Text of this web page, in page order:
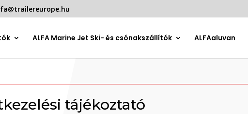
ALFA Marine Jet Ski- és csónakszállítók ALFAaluvan
tájékoztató